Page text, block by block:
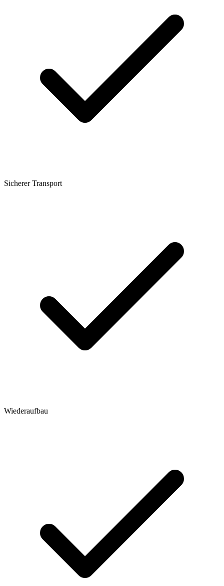
Sicherer Transport
Wiederaufbau